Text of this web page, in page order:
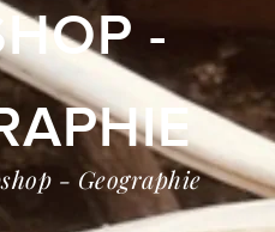
-
- Geographie